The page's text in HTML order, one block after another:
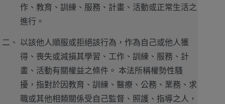
作、教育、訓練、服務、計畫、活動或正常生活之
進行。
以該他人順服或拒絕該行為，作為自己或他人獲
得、喪失或減損其學習、工作、訓練、服務、計
畫、活動有關權益之條件。 本法所稱權勢性騷
擾，指對於因教育、訓練、醫療、公務、業務、求
職或其他相類關係受自己監督、照護、指導之人，